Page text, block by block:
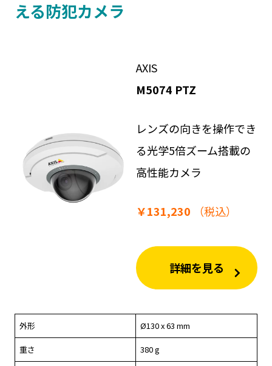
える防犯カメラ
AXIS
M5074 PTZ
レンズの向きを操作でき
る光学5倍ズーム搭載の
高性能カメラ
￥131,230 （税込）
詳細を見る
外形 Ø130 x 63 mm
重さ 380 g